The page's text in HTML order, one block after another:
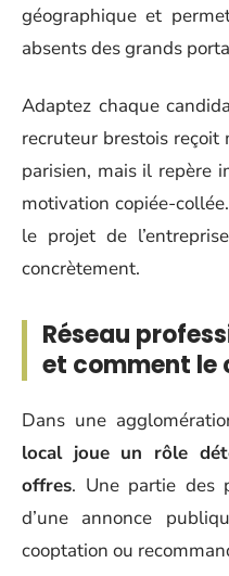
géographique et
absents des grands
Adaptez chaque
recruteur brestois reçoit
parisien, mais il repère
motivation copiée-
le projet de
concrètement.
Réseau
et comment le
Dans une
local joue un rôle
offres. Une partie des
d’une annonce
cooptation ou